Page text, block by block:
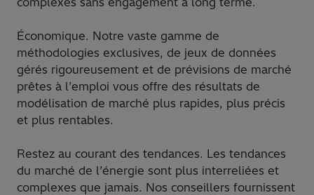
Économique. Notre vaste gamme de
méthodologies exclusives, de jeux de données
gérés rigoureusement et de prévisions de marché
prêtes à l’emploi vous offre des résultats de
modélisation de marché plus rapides, plus précis
et plus rentables.
Restez au courant des tendances. Les tendances
du marché de l’énergie sont plus interreliées et
complexes que jamais. Nos conseillers fournissent